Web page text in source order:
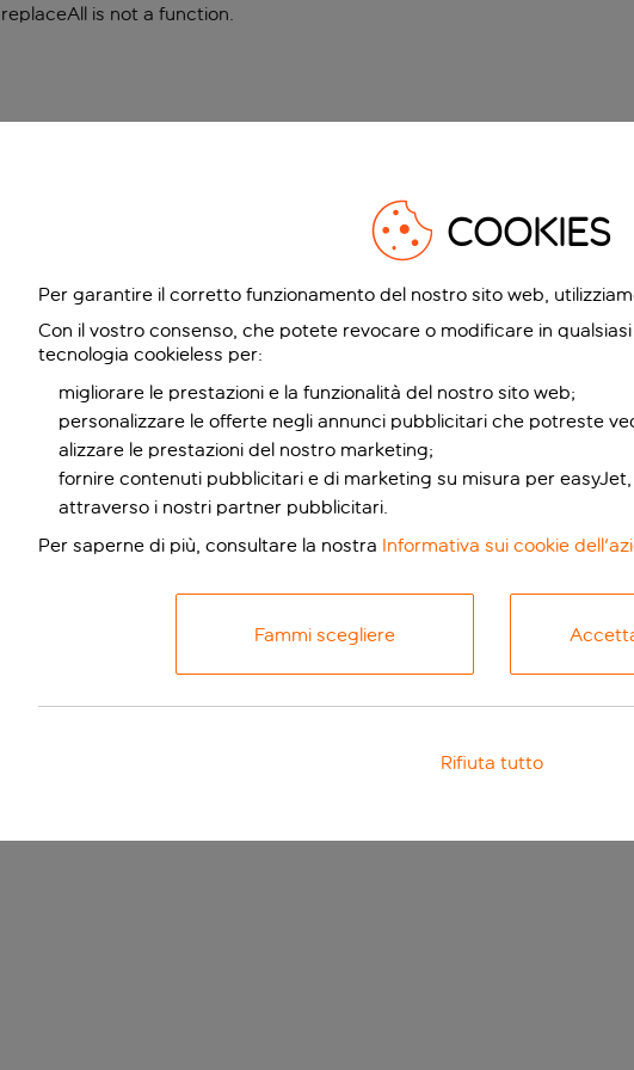
is not a function.
COOKIES
Per garantire il corretto funzionamento del nostro sito web,
Con il vostro consenso, che potete revocare o modificare in
tecnologia cookieless per:
migliorare le prestazioni e la funzionalità del nostro sito web;
personalizzare le offerte negli annunci pubblicitari che potreste
alizzare le prestazioni del nostro marketing;
fornire contenuti pubblicitari e di marketing su misura per
attraverso i nostri partner pubblicitari.
Per saperne di più, consultare la nostra Informativa sui cookie
Fammi scegliere
Rifiuta tutto